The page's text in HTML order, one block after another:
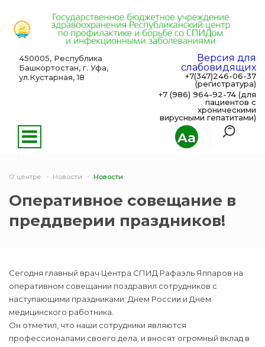
Aa
450005, Республика
Башкортостан, г. Уфа,
ул.Кустарная, 18
Версия для
слабовидящих
+7(347)246-06-37
(регистратура)
+7 (986) 964-92-74 (для
пациентов с
хроническими
вирусными гепатитами)
О центре Новости Новости
Оперативное совещание в
преддверии праздников!
Сегодня главный врач Центра СПИД Рафаэль Яппаров на
оперативном совещании поздравил сотрудников с
наступающими праздниками: Днем России и Днем
медицинского работника.
Он отметил, что наши сотрудники являются
профессионалами своего дела, и вносят огромный вклад в